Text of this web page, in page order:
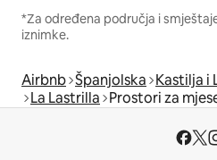
*Za određena područja i
iznimke.
Airbnb Španjolska Kastilja i
La Lastrilla Prostori za